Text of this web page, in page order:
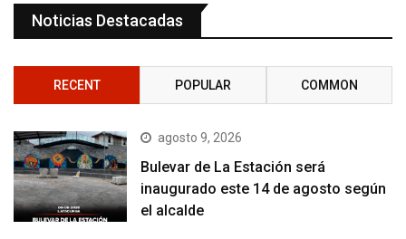
Noticias Destacadas
RECENT POPULAR COMMON
agosto 9, 2026
Bulevar de La Estación será
inaugurado este 14 de agosto según
el alcalde